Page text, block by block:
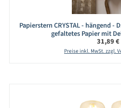
Papierstern CRYSTAL - hängend -
gefaltetes Papier mit
31,89 €
Preise inkl. MwSt. zzgl.